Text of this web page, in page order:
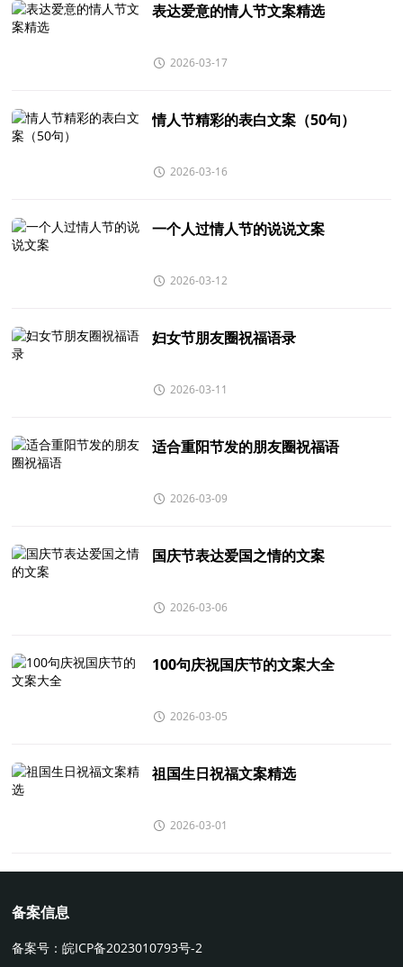
表达爱意的情人节文案精选
2026-03-17
情人节精彩的表白文案（50句）
2026-03-16
一个人过情人节的说说文案
2026-03-12
妇女节朋友圈祝福语录
2026-03-11
适合重阳节发的朋友圈祝福语
2026-03-09
国庆节表达爱国之情的文案
2026-03-06
100句庆祝国庆节的文案大全
2026-03-05
祖国生日祝福文案精选
2026-03-01
备案信息
备案号：皖ICP备2023010793号-2